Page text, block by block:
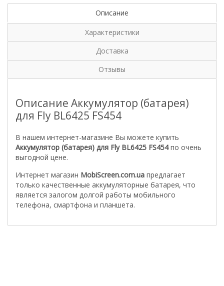
Описание
Характеристики
Доставка
Отзывы
Описание Аккумулятор (батарея)
для Fly BL6425 FS454
В нашем интернет-магазине Вы можете купить
Аккумулятор (батарея) для Fly BL6425 FS454по очень
выгодной цене.
Интернет магазин MobiScreen.com.ua предлагает
только качественные аккумуляторные батарея, что
является залогом долгой работы мобильного
телефона, смартфона и планшета.